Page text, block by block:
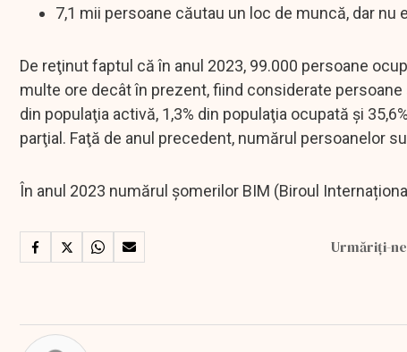
7,1 mii persoane căutau un loc de muncă, dar nu
De reţinut faptul că în anul 2023, 99.000 persoane
multe ore decât în prezent, fiind considerate
din populaţia activă, 1,3% din populaţia ocupată şi
parţial. Faţă de anul precedent, numărul persoanelor
În anul 2023 numărul şomerilor BIM (Biroul
Urmăriți-